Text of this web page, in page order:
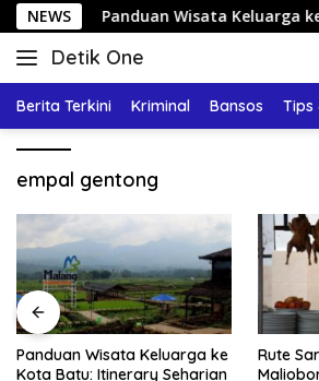
Langsung
ke
konten
NEWS
Panduan Wisata Keluarga ke Kota
Detik One
Tajam
Fakta
Berita Terkini Kriminal Bansos Tips
empal gentong
ke
Rute Sarapan Pagi
Malioboro: 7 Menu